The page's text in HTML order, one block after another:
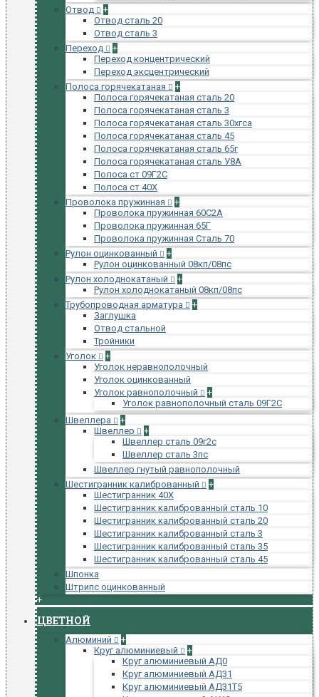
Отвод
+
Отвод сталь 20
Отвод сталь 3
Переход
+
Переход концентрический
Переход эксцентрический
Полоса горячекатаная
+
Полоса горячекатаная сталь 20
Полоса горячекатаная сталь 3
Полоса горячекатаная сталь 30хгса
Полоса горячекатаная сталь 45
Полоса горячекатаная сталь 65г
Полоса горячекатаная сталь У8А
Полоса ст 09Г2С
Полоса ст 40Х
Проволока пружинная
+
Проволока пружинная 60С2А
Проволока пружинная 65Г
Проволока пружинная Сталь 70
Рулон оцинкованный
+
Рулон оцинкованный 08кп/08пс
Рулон холоднокатаный
+
Рулон холоднокатаный 08кп/08пс
Трубопроводная арматура
+
Заглушка
Отвод стальной
Тройники
Уголок
+
Уголок неравнополочный
Уголок оцинкованный
Уголок равнополочный
+
Уголок равнополочный сталь 09Г2С
Швеллера
+
Швеллер
+
Швеллер сталь 09г2с
Швеллер сталь 3пс
Швеллер гнутый равнополочный
Шестигранник калиброванный
+
Шестигранник 40Х
Шестигранник калиброванный сталь 10
Шестигранник калиброванный сталь 20
Шестигранник калиброванный сталь 3
Шестигранник калиброванный сталь 35
Шестигранник калиброванный сталь 45
Шпонка
Штрипс оцинкованный
+
ЦВЕТНОЙ
Алюминий
+
Круг алюминиевый
+
Круг алюминиевый АД0
Круг алюминиевый АД31
Круг алюминиевый АД31Т5